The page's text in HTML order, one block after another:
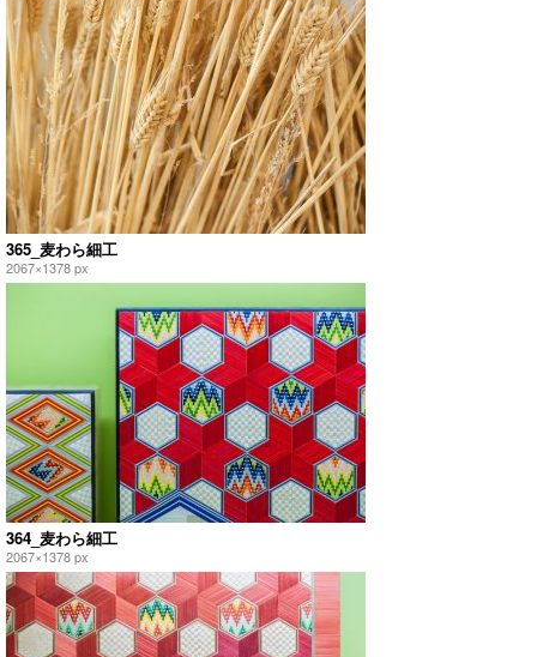
365_麦わら細工
2067×1378 px
364_麦わら細工
2067×1378 px